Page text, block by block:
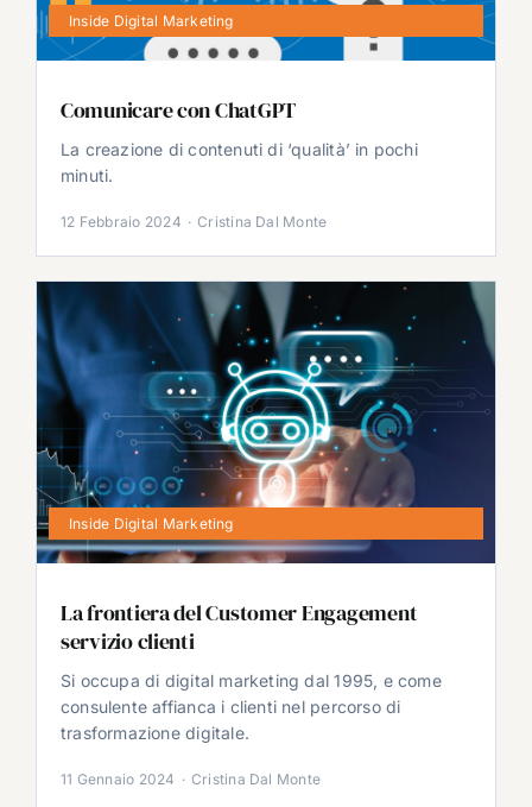
Inside Digital Marketing
Comunicare con ChatGPT
La creazione di contenuti di ‘qualità’ in pochi
minuti.
12 Febbraio 2024 · Cristina Dal Monte
Inside Digital Marketing
La frontiera del Customer Engagement
servizio clienti
Si occupa di digital marketing dal 1995, e come
consulente affianca i clienti nel percorso di
trasformazione digitale.
11 Gennaio 2024 · Cristina Dal Monte